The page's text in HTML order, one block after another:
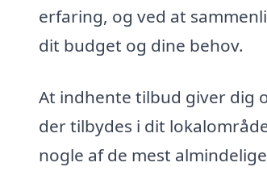
erfaring, og ved at
dit budget og dine behov.
At indhente tilbud giver dig
der tilbydes i dit
nogle af de mest